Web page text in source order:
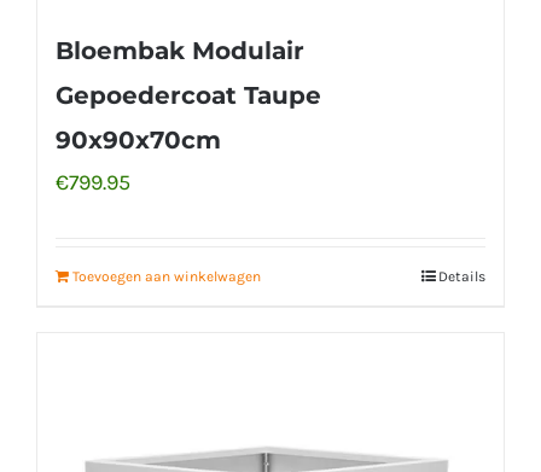
Bloembak Modulair
Gepoedercoat Taupe
90x90x70cm
€799.95
Toevoegen aan winkelwagen Details